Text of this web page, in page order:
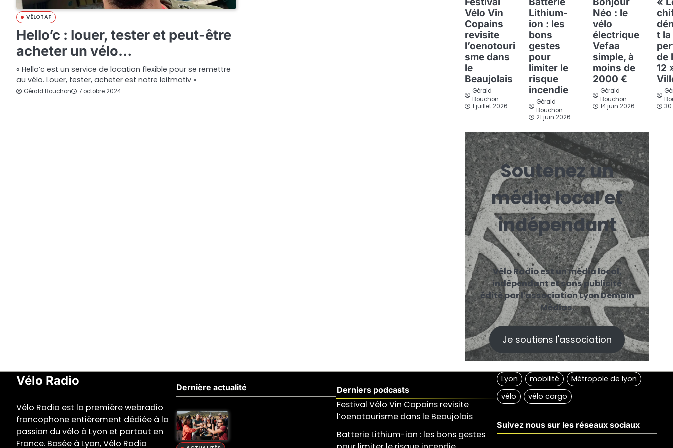
VÉLOTAF
Hello’c : louer, tester et peut-être
acheter un vélo…
« Hello’c est un service de location flexible pour se remettre
au vélo. Louer, tester, acheter est notre leitmotiv »
Gérald Bouchon 7 octobre 2024
Vélo Vin
Copains
revisite
l’oenotouri
sme dans
le
Beaujolais
Gérald
Bouchon
1 juillet 2026
Lithium-
ion : les
bons
gestes
pour
limiter le
risque
incendie
Gérald
Bouchon
21 juin 2026
Néo : le
vélo
électrique
Vefaa
simple, à
moins de
2000 €
Gérald
Bouchon
14 juin 2026
t la
de
12
Soutenez un
média local et
indépendant
Vélo Radio est un média local,
indépendant et sans publicité
édité par l'association Lyon Demain
Médias.
Je soutiens l'association
Vélo Radio
Vélo Radio est la première webradio
francophone entièrement dédiée à la
passion du vélo à Lyon et partout en
France. Basée à Lyon, Vélo Radio
Dernière actualité Derniers podcasts
Festival Vélo Vin Copains revisite
l’oenotourisme dans le Beaujolais
Batterie Lithium-ion : les bons gestes
Suivez nous sur les réseaux sociaux